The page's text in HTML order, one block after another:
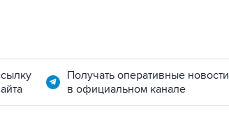
Получать оперативные новости
в официальном канале